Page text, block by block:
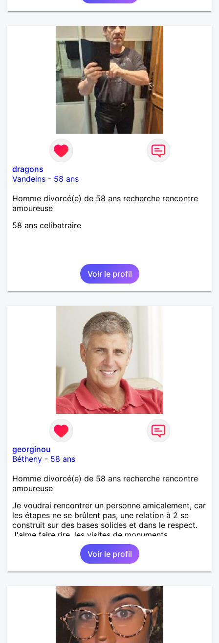
dragons
Vandeins - 58 ans
Homme divorcé(e) de 58 ans recherche rencontre
amoureuse
58 ans celibatraire
Voir le profil
georginou
Bétheny - 58 ans
Homme divorcé(e) de 58 ans recherche rencontre
amoureuse
Je voudrai rencontrer un personne amicalement, car
les étapes ne se brûlent pas, une relation à 2 se
construit sur des bases solides et dans le respect.
J'aime faire rire, les visites de monuments
historiques, balades restaurants, cinéma et même
cuisiner... Le physique n'est pas ma priorité car c'est
ce qui cache dans le coeur que ce situe les plus
belles choses. Un petit mot me ferai plaisir. A
Voir le profil